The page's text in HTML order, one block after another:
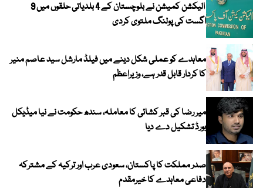
الیکشن کمیشن نے بلوچستان کے 4 بلدیاتی حلقوں میں 9
اگست کی پولنگ ملتوی کردی
معاہدے کو عملی شکل دینے میں فیلڈ مارشل سید عاصم منیر
کا کردار قابل قدر ہے، وزیراعظم
میر رضا کی قبر کشائی کا معاملہ، سندھ حکومت نے نیا میڈیکل
بورڈ تشکیل دے دیا
صدر مملکت کا پاکستان، سعودی عرب اور ترکیہ کے مشترکہ
دفاعی معاہدے کا خیرمقدم